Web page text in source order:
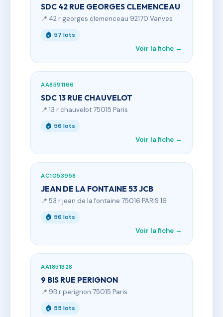
SDC 42 RUE GEORGES CLEMENCEAU
📍 42 r georges clemenceau 92170 Vanves
🏠 57 lots
Voir la fiche →
AA8591166
SDC 13 RUE CHAUVELOT
📍 13 r chauvelot 75015 Paris
🏠 56 lots
Voir la fiche →
AC1053958
JEAN DE LA FONTAINE 53 JCB
📍 53 r jean de la fontaine 75016 PARIS 16
🏠 56 lots
Voir la fiche →
AA1851328
9 BIS RUE PERIGNON
📍 9B r perignon 75015 Paris
🏠 55 lots